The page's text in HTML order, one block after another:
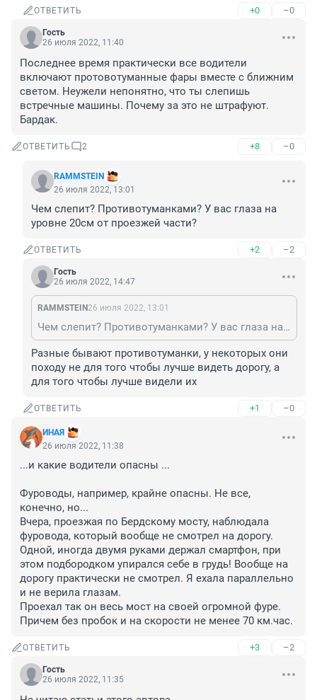
ОТВЕТИТЬ +0 –0
Гость
26 июля 2022, 11:40
Последнее время практически все водители
включают протовотуманные фары вместе с ближним
светом. Неужели непонятно, что ты слепишь
встречные машины. Почему за это не штрафуют.
Бардак.
ОТВЕТИТЬ 2 +8 –0
RAMMSTEIN
26 июля 2022, 13:01
Чем слепит? Противотуманками? У вас глаза на
уровне 20см от проезжей части?
ОТВЕТИТЬ +2 –2
Гость
26 июля 2022, 14:47
RAMMSTEIN 26 июля 2022, 13:01
Чем слепит? Противотуманками? У вас глаза на уровне 20см от проезжей части?
Разные бывают противотуманки, у некоторых они
походу не для того чтобы лучше видеть дорогу, а
для того чтобы лучше видели их
ОТВЕТИТЬ +1 –0
ИНАЯ
26 июля 2022, 11:38
...и какие водители опасны ...
Фуроводы, например, крайне опасны. Не все,
конечно, но...
Вчера, проезжая по Бердскому мосту, наблюдала
фуровода, который вообще не смотрел на дорогу.
Одной, иногда двумя руками держал смартфон, при
этом подбородком упирался себе в грудь! Вообще на
дорогу практически не смотрел. Я ехала параллельно
и не верила глазам.
Проехал так он весь мост на своей огромной фуре.
Причем без пробок и на скорости не менее 70 км.час.
ОТВЕТИТЬ +3 –2
Гость
26 июля 2022, 11:35